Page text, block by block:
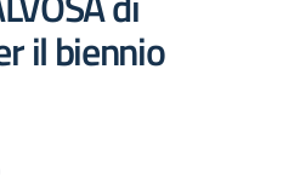
il biennio